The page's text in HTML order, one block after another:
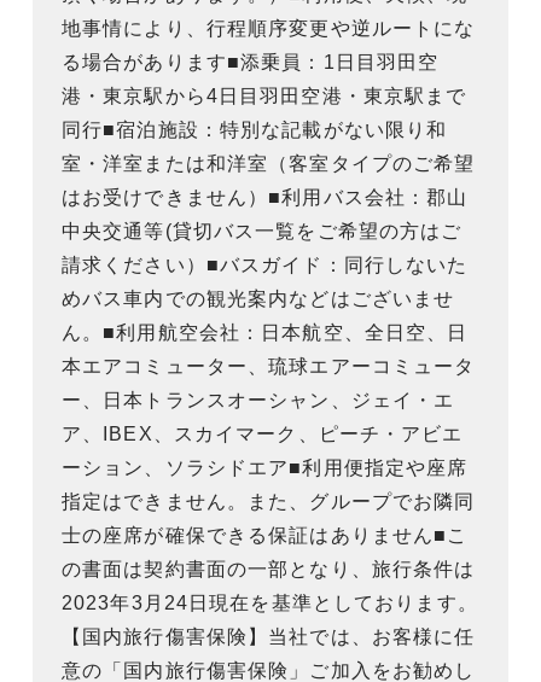
地事情により、行程順序変更や逆ルートにな
る場合があります■添乗員：1日目羽田空
港・東京駅から4日目羽田空港・東京駅まで
同行■宿泊施設：特別な記載がない限り和
室・洋室または和洋室（客室タイプのご希望
はお受けできません）■利用バス会社：郡山
中央交通等(貸切バス一覧をご希望の方はご
請求ください）■バスガイド：同行しないた
めバス車内での観光案内などはございませ
ん。■利用航空会社：日本航空、全日空、日
本エアコミューター、琉球エアーコミュータ
ー、日本トランスオーシャン、ジェイ・エ
ア、IBEX、スカイマーク、ピーチ・アビエ
ーション、ソラシドエア■利用便指定や座席
指定はできません。また、グループでお隣同
士の座席が確保できる保証はありません■こ
の書面は契約書面の一部となり、旅行条件は
2023年3月24日現在を基準としております。
【国内旅行傷害保険】当社では、お客様に任
意の「国内旅行傷害保険」ご加入をお勧めし